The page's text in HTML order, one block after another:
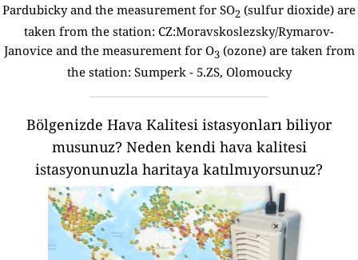
Pardubicky and the measurement for SO2 (sulfur dioxide) are
taken from the station: CZ:Moravskoslezsky/Rymarov-
Janovice and the measurement for O3(ozone) are taken from
the station: Sumperk - 5.ZS, Olomoucky
Bölgenizde Hava Kalitesi istasyonları biliyor
musunuz? Neden kendi hava kalitesi
istasyonunuzla haritaya katılmıyorsunuz?